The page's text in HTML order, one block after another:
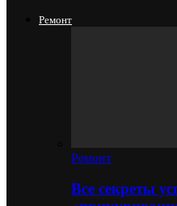
Ремонт
Ремонт
Все секреты